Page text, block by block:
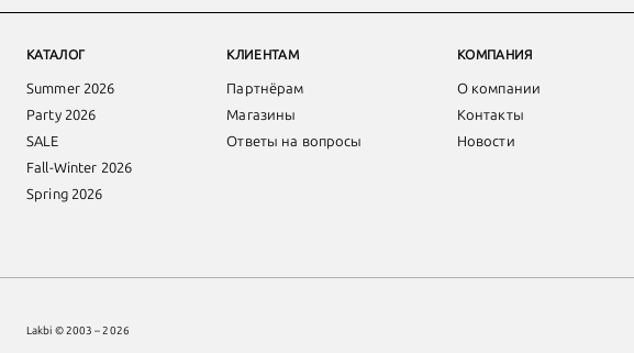
КАТАЛОГ
Summer 2026
Party 2026
SALE
Fall-Winter 2026
Spring 2026
КЛИЕНТАМ
Партнёрам
Магазины
Ответы на вопросы
КОМПАНИЯ
О компании
Контакты
Новости
Lakbi © 2003 – 2026